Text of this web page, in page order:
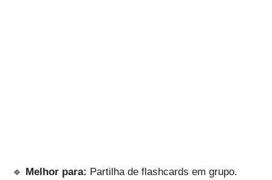
🔹 Melhor para: Partilha de flashcards em grupo.